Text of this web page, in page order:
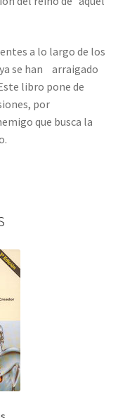
a lo largo de los
se han arraigado
libro pone de
por
que busca la